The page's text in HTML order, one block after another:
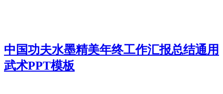
中国功夫水墨精美年终工作汇报总结通用
武术PPT模板